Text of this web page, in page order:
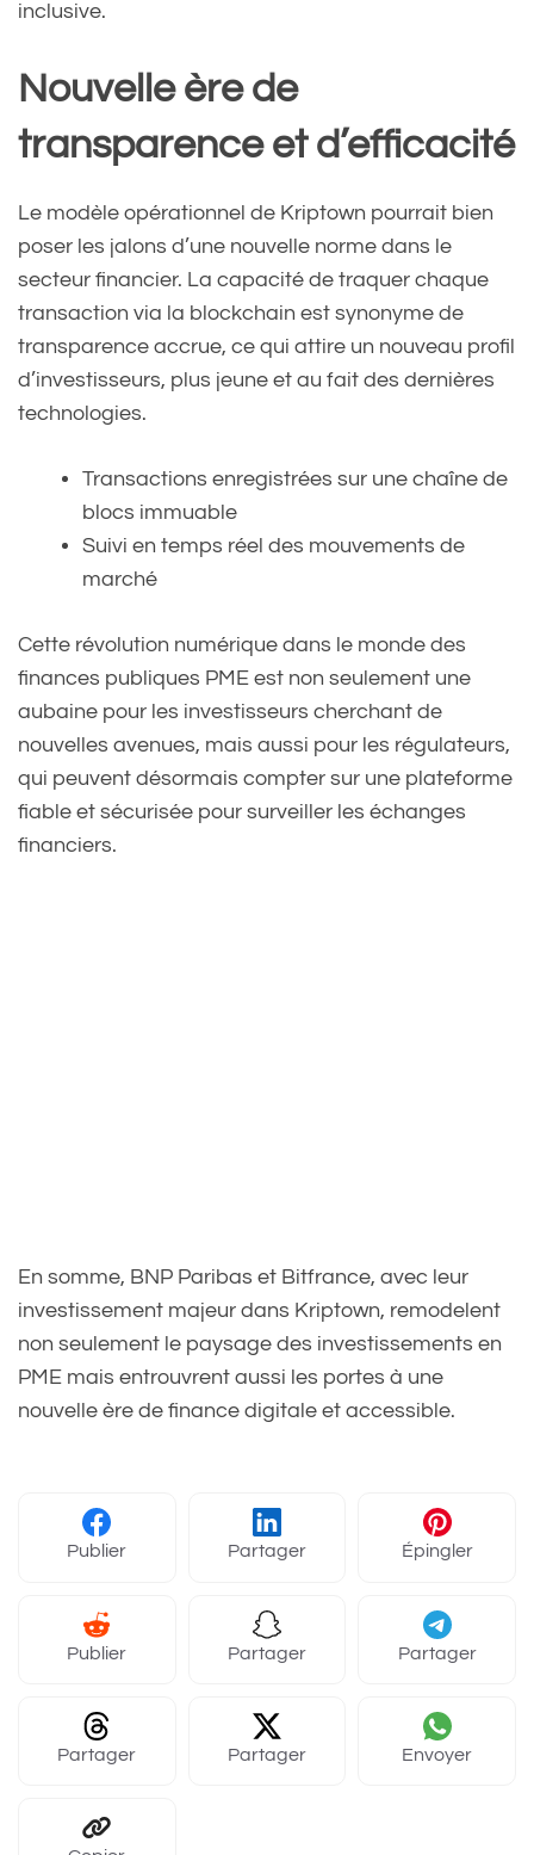
inclusive.
Nouvelle ère de
transparence et d’efficacité
Le modèle opérationnel de Kriptown pourrait bien
poser les jalons d’une nouvelle norme dans le
secteur financier. La capacité de traquer chaque
transaction via la blockchain est synonyme de
transparence accrue, ce qui attire un nouveau profil
d’investisseurs, plus jeune et au fait des dernières
technologies.
Transactions enregistrées sur une chaîne de
blocs immuable
Suivi en temps réel des mouvements de
marché
Cette révolution numérique dans le monde des
finances publiques PME est non seulement une
aubaine pour les investisseurs cherchant de
nouvelles avenues, mais aussi pour les régulateurs,
qui peuvent désormais compter sur une plateforme
fiable et sécurisée pour surveiller les échanges
financiers.
En somme, BNP Paribas et Bitfrance, avec leur
investissement majeur dans Kriptown, remodelent
non seulement le paysage des investissements en
PME mais entrouvrent aussi les portes à une
nouvelle ère de finance digitale et accessible.
Publier Partager Épingler
Publier Partager Partager
Partager Partager Envoyer